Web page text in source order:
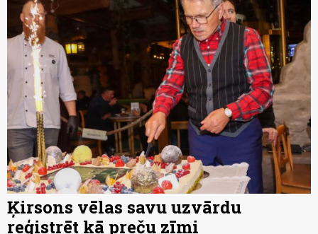
Ķirsons vēlas savu uzvārdu
reģistrēt kā preču zīmi